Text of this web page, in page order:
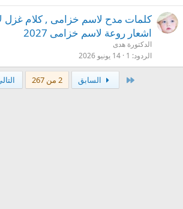
كلمات مدح لاسم خزامى , كلام غزل
اشعار روعة لاسم خزامى 2027
الدكتورة هدى
الردود 1 14 يونيو 2026
السابق 2 من 267